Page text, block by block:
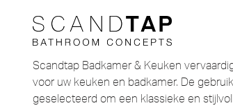
Scandtap Badkamer & Keuken
voor uw keuken en badkamer. De
geselecteerd om een ​​klassieke en